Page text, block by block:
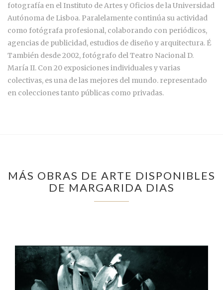
fotografía en el Instituto de Artes y Oficios de la Universidad
Autónoma de Lisboa. Paralelamente continúa su actividad
como fotógrafa profesional, colaborando con periódicos,
agencias de publicidad, estudios de diseño y arquitectura. É
También desde 2002, fotógrafo del Teatro Nacional D.
María II. Con 20 exposiciones individuales y varias
colectivas, es una de las mejores del mundo. representado
en colecciones tanto públicas como privadas.
MÁS OBRAS DE ARTE DISPONIBLES
DE MARGARIDA DIAS